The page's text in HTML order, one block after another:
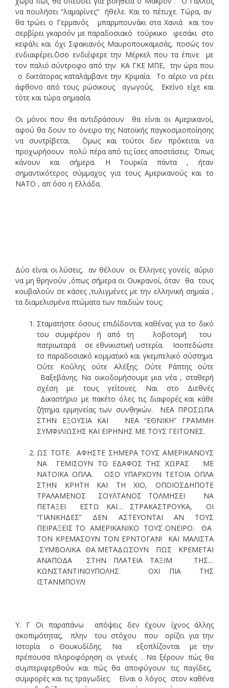
να πουλήσει “λαμαρίνες” ήθελε. Και το πέτυχε. Τώρα, αν
θα τρώει ο Γερμανός μπαρμπουνάκι στα Χανιά και τον
σερβίρει γκαρσόν με παραδοσιακό τούρκικο φεσάκι στο
κεφάλι και όχι Σφακιανός Μαυροπουκαμισάς, ποσώς τον
ενδιαφέρει.΄Οσο ενδιέφερε την Μέρκελ που τα έπινε με
τον παλιό σύντροφο από την ΚΑ ΓΚΕ ΜΠΕ, την ώρα που
ο δικτάτορας καταλάμβανε την Κριμαία. Το αέριο να ρέει
άφθονο από τους ρώσικους αγωγούς. Εκείνο είχε και
τότε και τώρα σημασία.
Οι μόνοι που θα αντιδράσουν θα είναι οι Αμερικανοί,
αφού θα δουν το όνειρο της Νατοϊκής παγκοσμιοποίησης
να συντρίβεται. ΄Ομως και τούτοι δεν πρόκειται να
προχωρήσουν πολύ πέρα από τις ίσες αποστάσεις. ΄Όπως
κάνουν και σήμερα. Η Τουρκία πάντα , ήταν
σημαντικότερος σύμμαχος για τους Αμερικανούς και το
ΝΑΤΟ , απ όσο η Ελλάδα.
Δύο είναι οι λύσεις, αν θέλουν οι ΄Ελληνες γονείς αύριο
να μη θρηνούν ,όπως σήμερα οι Ουκρανοί, όταν θα τους
κουβαλούν σε κάσες ,τυλιγμένες με την ελληνική σημαία ,
τα διαμελισμένα πτώματα των παιδιών τους:
Σταματήστε όσους επιδίδονται καθένας για το δικό
του συμφέρον ή από τη λοβοτομή του
πατριωταρά σε εθνικιστική υστερία. Ισοπεδώστε
το παραδοσιακό κομματικό και γκεμπελικό σύστημα.
Ούτε Κούλης ούτε Αλέξης. Ούτε Ράπτης ούτε
Βαξεβάνης. Να οικοδομήσουμε μια νέα , σταθερή
σχέση με τους γείτονες. Ναι στο Διεθνές
Δικαστήριο με πακέτο όλες τις διαφορές και κάθε
ζήτημα ερμηνείας των συνθηκών. ΝΕΑ ΠΡΟΣΩΠΑ
ΣΤΗΝ ΕΞΟΥΣΙΑ ΚΑΙ ΝΕΑ “ΕΘΝΙΚΗ” ΓΡΑΜΜΗ
ΣΥΜΦΙΛΙΩΣΗΣ ΚΑΙ ΕΙΡΗΝΗΣ ΜΕ ΤΟΥΣ ΓΕΙΤΟΝΕΣ.
ΩΣ ΤΟΤΕ. ΑΦΗΣΤΕ ΣΗΜΕΡΑ ΤΟΥΣ ΑΜΕΡΙΚΑΝΟΥΣ
ΝΑ ΓΕΜΙΣΟΥΝ ΤΟ ΕΔΑΦΟΣ ΤΗΣ ΧΩΡΑΣ ΜΕ
ΝΑΤΟΪΚΑ ΟΠΛΑ. ΟΣΟ ΥΠΑΡΧΟΥΝ ΤΕΤΟΙΑ ΟΠΛΑ
ΣΤΗΝ ΚΡΗΤΗ ΚΑΙ ΤΗ ΧΙΟ, ΟΠΟΙΟΣΔΗΠΟΤΕ
ΤΡΑΛΑΜΕΝΟΣ ΣΟΥΛΤΑΝΟΣ ΤΟΛΜΗΣΕΙ ΝΑ
ΠΕΤΑΞΕΙ ΕΣΤΩ ΚΑΙ… ΣΤΡΑΚΑΣΤΡΟΥΚΑ, ΟΙ
“ΓΙΑΝΚΗΔΕΣ” ΔΕΝ ΑΣΤΕΥΟΝΤΑΙ ΑΝ ΤΟΥΣ
ΠΕΙΡΑΞΕΙΣ ΤΟ ΑΜΕΡΙΚΑΝΙΚΟ ΤΟΥΣ ΟΝΕΙΡΟ. ΘΑ
ΤΟΝ ΚΡΕΜΑΣΟΥΝ ΤΟΝ ΕΡΝΤΟΓΑΝ! ΚΑΙ ΜΑΛΙΣΤΑ
ΣΥΜΒΟΛΙΚΑ ΘΑ ΜΕΤΑΔΩΣΟΥΝ ΠΩΣ ΚΡΕΜΕΤΑΙ
ΑΝΑΠΟΔΑ ΣΤΗΝ ΠΛΑΤΕΙΑ ΤΑΞΙΜ ΤΗΣ…
ΚΩΝΣΤΑΝΤΙΝΟΥΠΟΛΗΣ. ΟΧΙ ΠΙΑ ΤΗΣ
ΙΣΤΑΝΜΠΟΥΛ!
Υ. Γ Οι παραπάνω απόψεις δεν έχουν ίχνος άλλης
σκοπιμότητας, πλην του στόχου που ορίζει για την
Ιστορία ο Θουκυδίδης. Να εξοπλίζονται με την
πρέπουσα πληροφόρηση οι γενιές . Να ξέρουν πώς θα
συμπεριφερθούν και πώς θα αποφύγουν τις παγίδες,
συμφορές και τις τραγωδίες. Είναι ο λόγος στον καθένα